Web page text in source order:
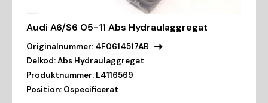
Audi A6/S6 05-11 Abs Hydraulaggregat
Originalnummer: 4F0614517AB
Delkod:Abs Hydraulaggregat
Produktnummer: L4116569
Position: Ospecificerat